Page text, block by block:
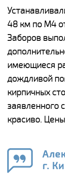
48 км по М4
Заборов
имеющиеся
дождливой
кирпичных
заявленного
красиво.
г.